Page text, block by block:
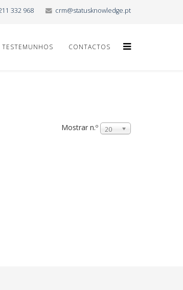
332 968 crm@statusknowledge.pt
TESTEMUNHOS CONTACTOS
Mostrar n.º 20